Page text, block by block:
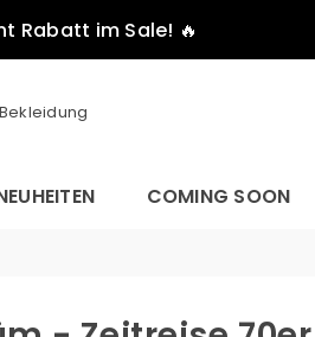
Rabatt im Sale! 🔥
COMING SOON